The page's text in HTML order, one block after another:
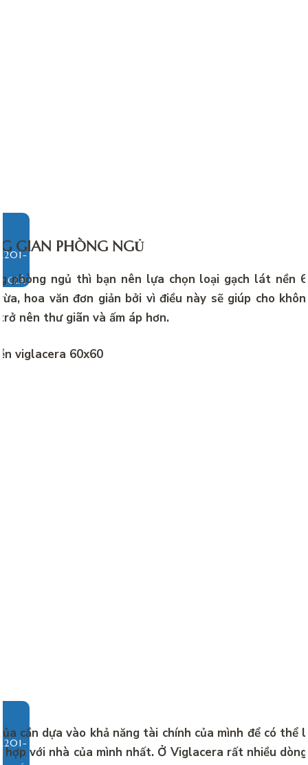
GIÁ
GIAN PHÒNG NGỦ
phòng ngủ thì bạn nên lựa chọn loại gạch lát nền
hoa văn đơn giản bởi vì điều này sẽ giúp cho
nên thư giãn và ấm áp hơn.
cần dựa vào khả năng tài chính của mình để có thể
hợp với nhà của mình nhất. Ở Viglacera rất nhiều